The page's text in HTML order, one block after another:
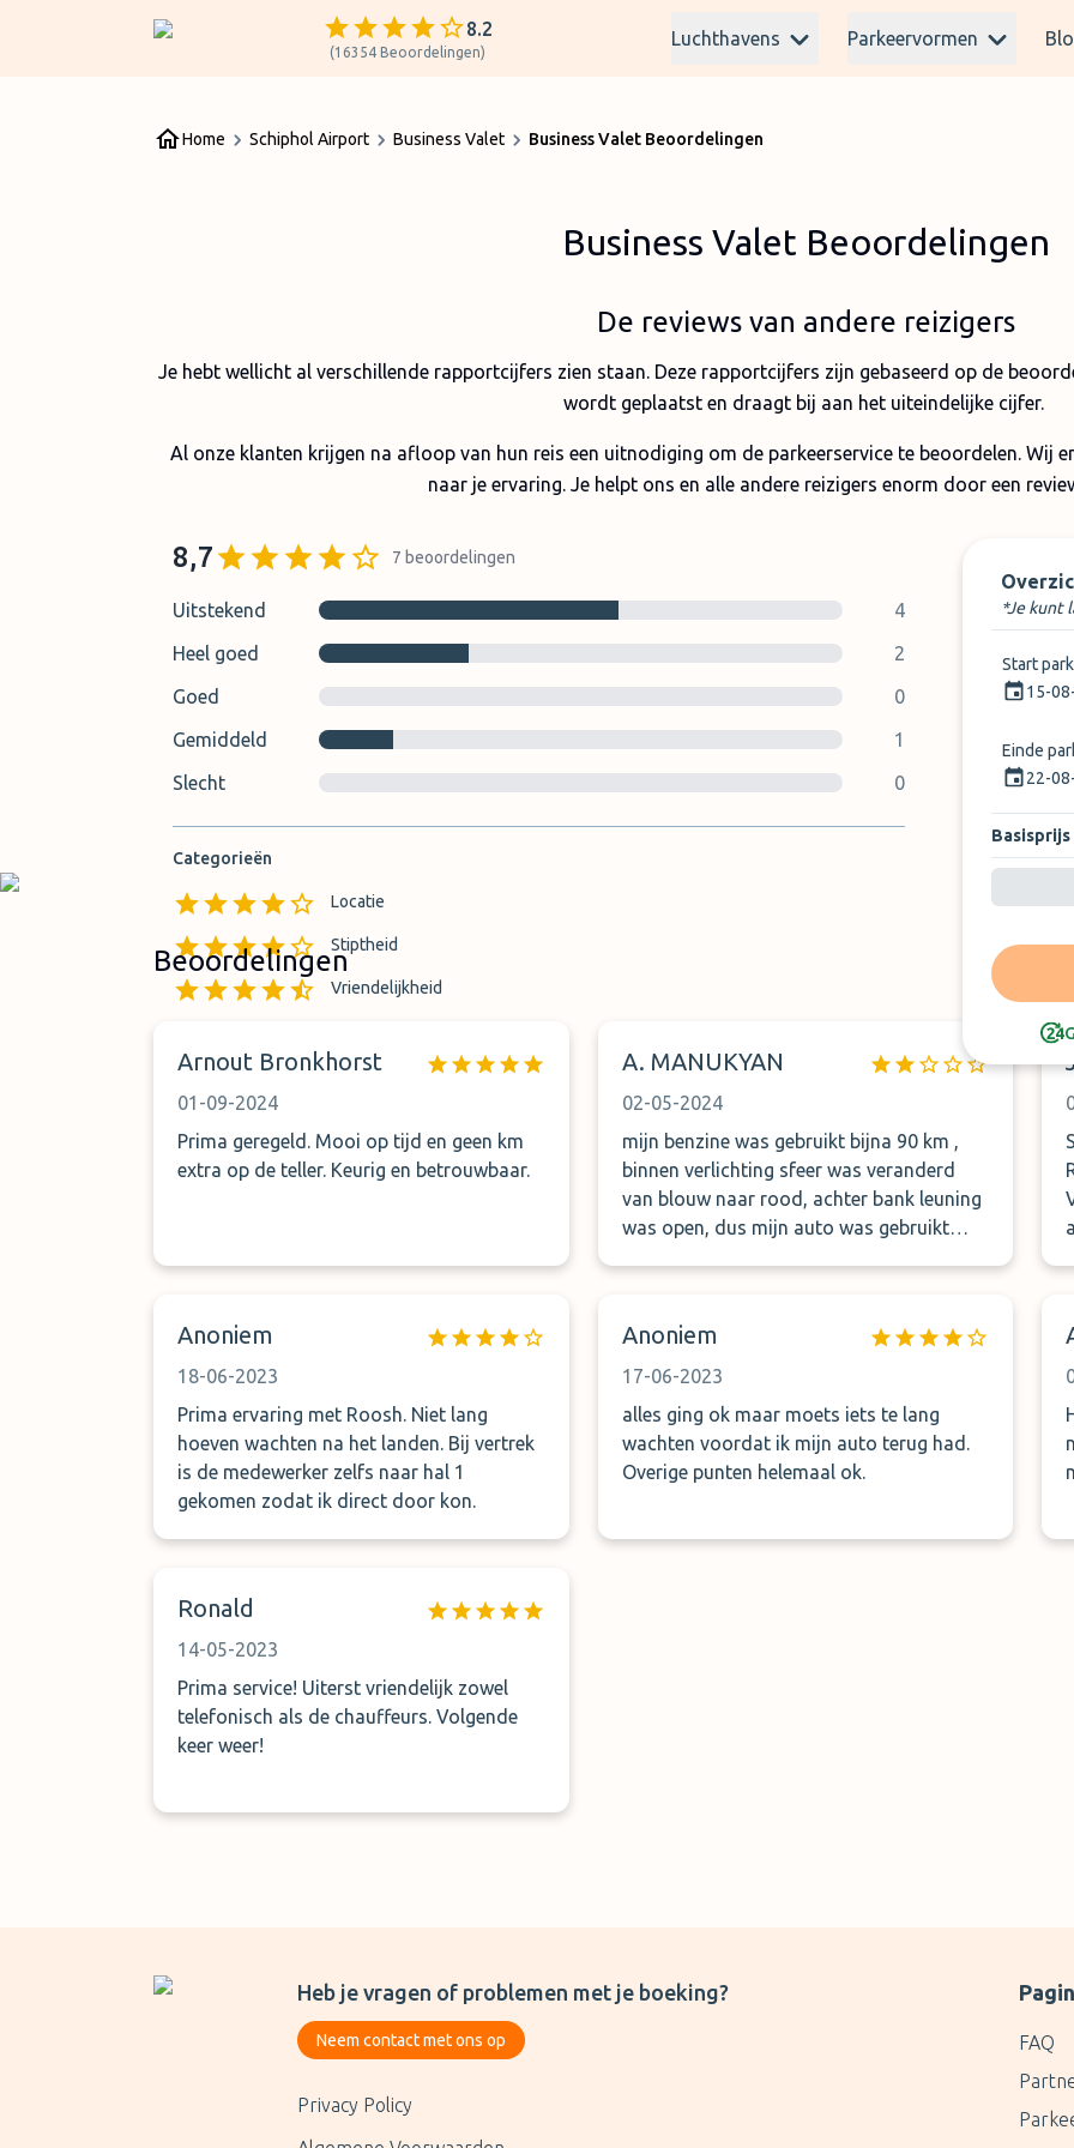
8.2
(16354 Beoordelingen)
Luchthavens Parkeervormen
Home Schiphol Airport Business Valet Business Valet Beoordelingen
Business Valet Beoordelingen
De reviews van andere reizigers
Je hebt wellicht al verschillende rapportcijfers zien staan. Deze rapportcijfers zijn gebaseerd op de
wordt geplaatst en draagt bij aan het uiteindelijke cijfer.
Al onze klanten krijgen na afloop van hun reis een uitnodiging om de parkeerservice te beoordelen. Wij
naar je ervaring. Je helpt ons en alle andere reizigers enorm door een
8,7 7 beoordelingen
Uitstekend
4
Heel goed
2
Goed
0
Gemiddeld
1
Slecht
0
Categorieën
Locatie
Stiptheid
Vriendelijkheid
*Je kunt
Start
15-
Einde
22-
Basisprijs
Beoordelingen
Arnout Bronkhorst
01-09-2024
Prima geregeld. Mooi op tijd en geen km
extra op de teller. Keurig en betrouwbaar.
A. MANUKYAN
02-05-2024
mijn benzine was gebruikt bijna 90 km ,
binnen verlichting sfeer was veranderd
van blouw naar rood, achter bank leuning
was open, dus mijn auto was gebruikt
Anoniem
18-06-2023
Prima ervaring met Roosh. Niet lang
hoeven wachten na het landen. Bij vertrek
is de medewerker zelfs naar hal 1
gekomen zodat ik direct door kon.
Anoniem
17-06-2023
alles ging ok maar moets iets te lang
wachten voordat ik mijn auto terug had.
Overige punten helemaal ok.
Ronald
14-05-2023
Prima service! Uiterst vriendelijk zowel
telefonisch als de chauffeurs. Volgende
keer weer!
Heb je vragen of problemen met je boeking?
Neem contact met ons op
Privacy Policy
FAQ